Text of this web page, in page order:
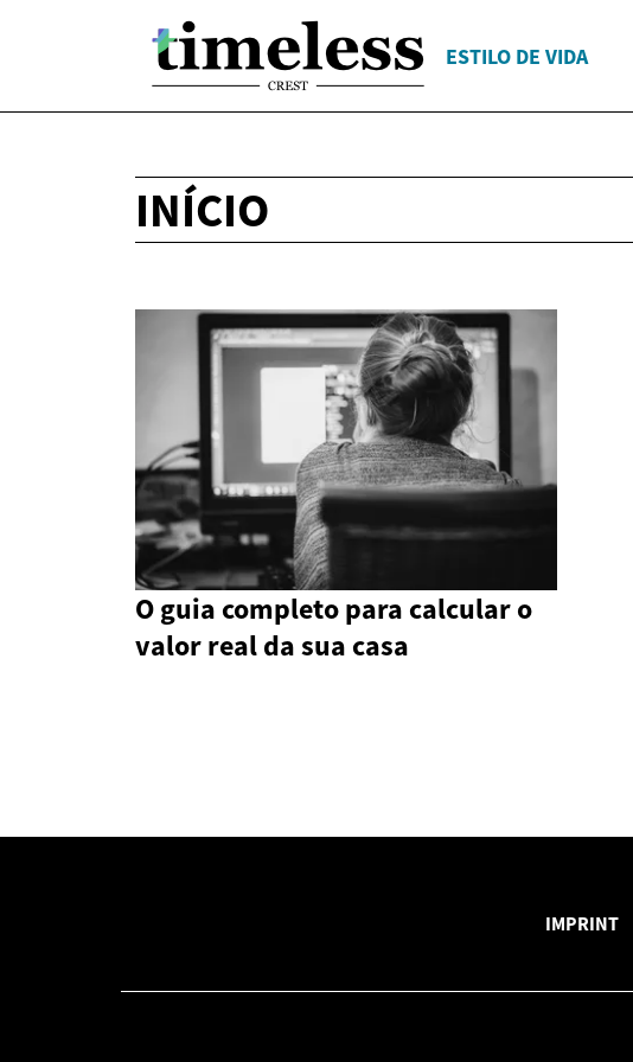
ESTILO DE VIDA
INÍCIO
O guia completo para calcular o
valor real da sua casa
IMPRINT